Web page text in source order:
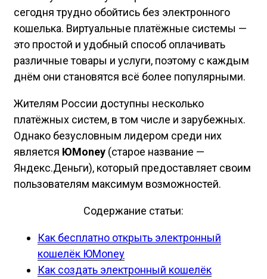
сегодня трудно обойтись без электронного
кошелька. Виртуальные платёжные системы —
это простой и удобный способ оплачивать
различные товары и услуги, поэтому с каждым
днём они становятся всё более популярными.
Жителям России доступны несколько
платёжных систем, в том числе и зарубежных.
Однако безусловным лидером среди них
является ЮMoney (старое название —
Яндекс.Деньги), который предоставляет своим
пользователям максимум возможностей.
Содержание статьи:
Как бесплатно открыть электронный
кошелёк ЮMoney
Как создать электронный кошелёк